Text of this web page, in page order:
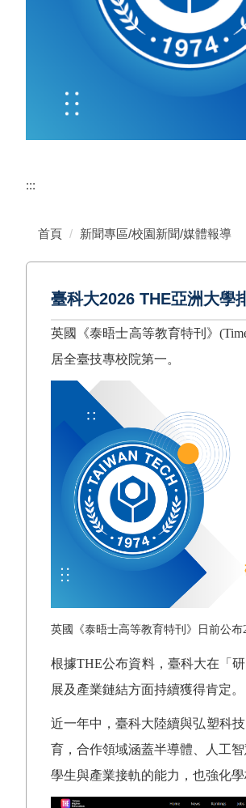
:::
首頁 新聞專區/校園新聞/媒體報導
臺科大2026 THE亞洲大學
英國《泰晤士高等教育特刊》
居全臺技專校院第一。
英國《泰晤士高等教育特刊》日前公布
根據THE公布資料，臺科大在「
展及產業鏈結方面持續獲得肯定。
近一年中，臺科大陸續與弘塑科
育，合作領域涵蓋半導體、人工
學生與產業接軌的能力，也強化